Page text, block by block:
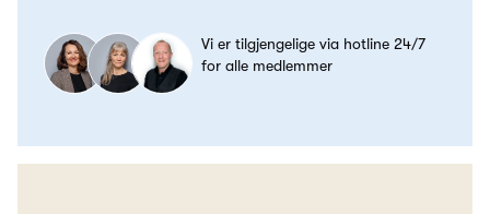
Vi er tilgjengelige via hotline 24/7
for alle medlemmer